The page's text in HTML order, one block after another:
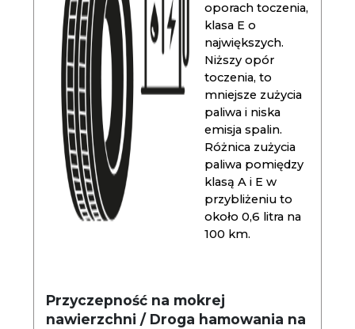
oporach toczenia,
klasa E o
największych.
Niższy opór
toczenia, to
mniejsze zużycia
paliwa i niska
emisja spalin.
Różnica zużycia
paliwa pomiędzy
klasą A i E w
przybliżeniu to
około 0,6 litra na
100 km.
Przyczepność na mokrej
nawierzchni / Droga hamowania na